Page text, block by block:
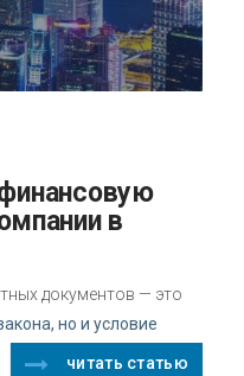
в
документов — это
но и условие
читать статью